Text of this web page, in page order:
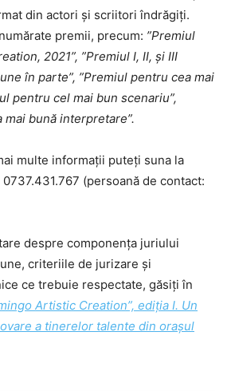
din actori și scriitori îndrăgiți.
premii, precum: ”Premiul
2021”, ”Premiul I, II, și III
în parte”, ”Premiul pentru cea mai
pentru cel mai bun scenariu”,
mai bună interpretare”.
multe informații puteți suna la
(persoană de contact:
despre componența juriului
criteriile de jurizare și
ce trebuie respectate, găsiți în
Artistic Creation”, ediția I. Un
a tinerelor talente din orașul